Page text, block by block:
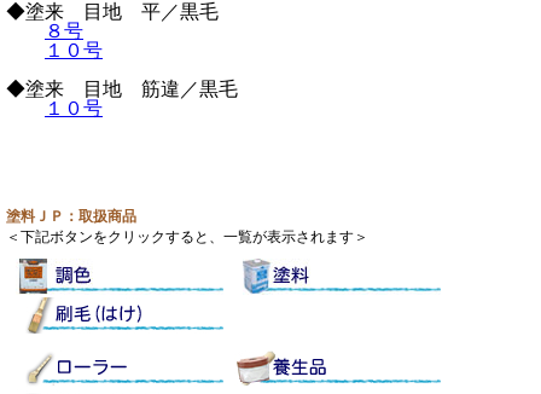
◆塗来 目地 平／黒毛
８号
１０号
◆塗来 目地 筋違／黒毛
１０号
塗料ＪＰ：取扱商品
＜下記ボタンをクリックすると、一覧が表示されます＞